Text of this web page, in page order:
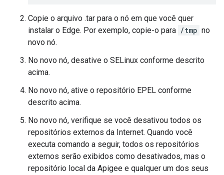
Copie o arquivo .tar para o nó em que você quer
instalar o Edge. Por exemplo, copie-o para /tmp no
novo nó.
No novo nó, desative o SELinux conforme descrito
acima.
No novo nó, ative o repositório EPEL conforme
descrito acima.
No novo nó, verifique se você desativou todos os
repositórios externos da Internet. Quando você
executa comando a seguir, todos os repositórios
externos serão exibidos como desativados, mas o
repositório local da Apigee e qualquer um dos seus